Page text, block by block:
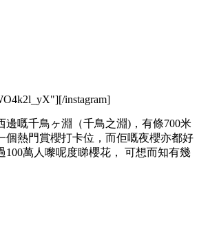
instagram]
邊嘅千鳥ヶ淵（千鳥之淵)，有條700米
個熱門賞櫻打卡位，而佢嘅夜櫻亦都好
100萬人嚟呢度睇櫻花， 可想而知有幾